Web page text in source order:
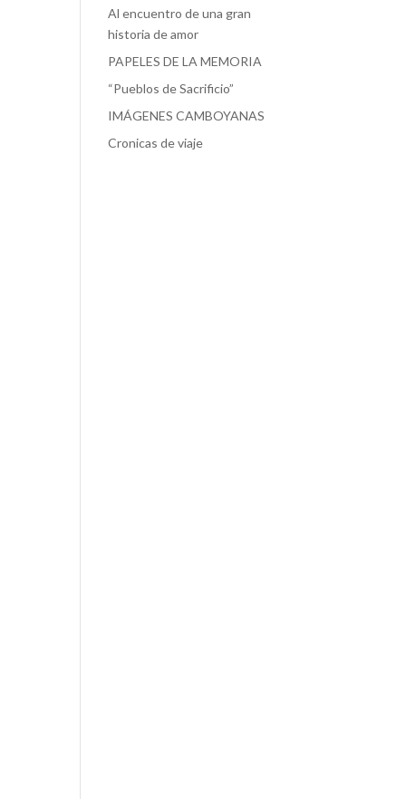
Al encuentro de una gran
historia de amor
PAPELES DE LA MEMORIA
“Pueblos de Sacrificio”
IMÁGENES CAMBOYANAS
Cronicas de viaje